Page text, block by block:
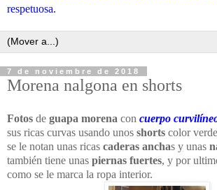
respetuosa.
7 de noviembre de 2018
Morena nalgona en shorts
Fotos de guapa morena con cuerpo
sus ricas curvas usando unos shorts color
se le notan unas ricas caderas anchas y unas
también tiene unas piernas fuertes, y por
como se le marca la ropa interior.